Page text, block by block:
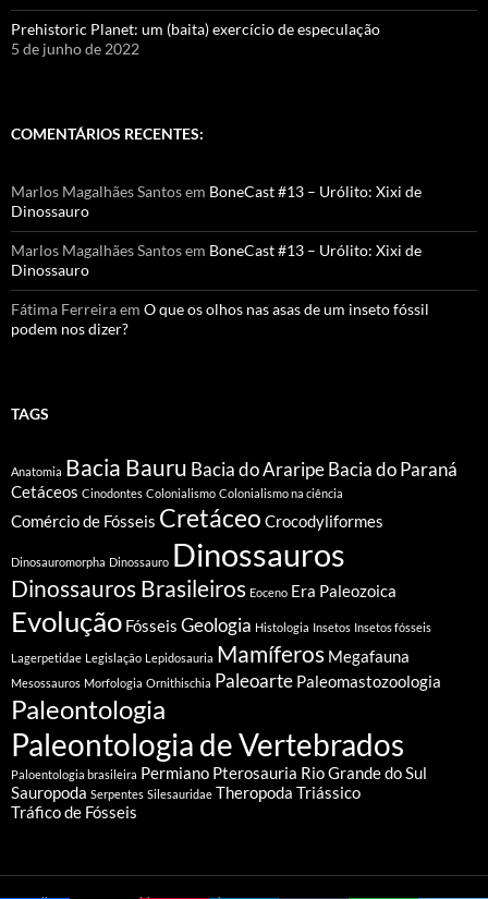
Prehistoric Planet: um (baita) exercício de especulação
5 de junho de 2022
COMENTÁRIOS RECENTES:
Marlos Magalhães Santosem BoneCast #13 – Urólito: Xixi de
Dinossauro
Marlos Magalhães Santosem BoneCast #13 – Urólito: Xixi de
Dinossauro
Fátima Ferreiraem O que os olhos nas asas de um inseto fóssil
podem nos dizer?
TAGS
Anatomia Bacia Bauru Bacia do AraripeBacia do Paraná
Cetáceos Cinodontes Colonialismo Colonialismo na ciência
Comércio de Fósseis Cretáceo Crocodyliformes
Dinosauromorpha Dinossauro Dinossauros
Dinossauros Brasileiros Eoceno Era Paleozoica
Evolução Fósseis Geologia Histologia Insetos Insetos fósseis
Lagerpetidae Legislação Lepidosauria Mamíferos Megafauna
Mesossauros Morfologia Ornithischia Paleoarte Paleomastozoologia
Paleontologia
Paleontologia de Vertebrados
Paloentologia brasileira Permiano Pterosauria Rio Grande do Sul
Sauropoda Serpentes Silesauridae Theropoda Triássico
Tráfico de Fósseis